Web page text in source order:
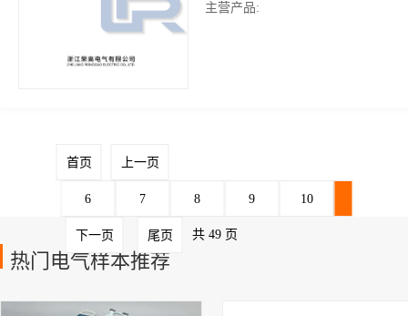
主营产品:
首页 上一页
6 7 8 9 10
下一页 尾页 共 49 页
热门电气样本推荐